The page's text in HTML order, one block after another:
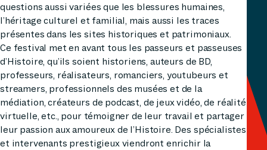
questions aussi variées que les blessures humaines,
l’héritage culturel et familial, mais aussi les traces
présentes dans les sites historiques et patrimoniaux.
Ce festival met en avant tous les passeurs et passeuses
d’Histoire, qu’ils soient historiens, auteurs de BD,
professeurs, réalisateurs, romanciers, youtubeurs et
streamers, professionnels des musées et de la
médiation, créateurs de podcast, de jeux vidéo, de réalité
virtuelle, etc., pour témoigner de leur travail et partager
leur passion aux amoureux de l’Histoire. Des spécialistes
et intervenants prestigieux viendront enrichir la